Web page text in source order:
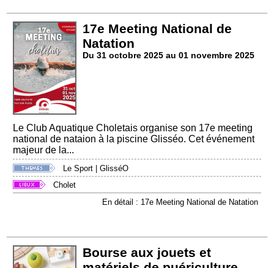
17e Meeting National de
Natation
Du 31 octobre 2025 au 01 novembre 2025
Le Club Aquatique Choletais organise son 17e meeting
national de nataion à la piscine Glisséo. Cet événement
majeur de la...
Le Sport |GlisséO
Cholet
En détail : 17e Meeting National de Natation
Bourse aux jouets et